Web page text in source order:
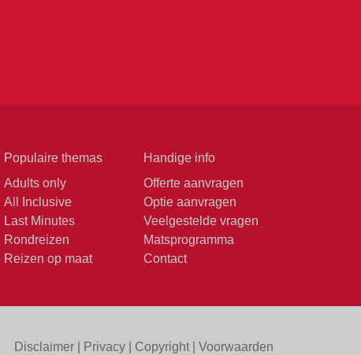
Populaire themas
Adults only
All Inclusive
Last Minutes
Rondreizen
Reizen op maat
Handige info
Offerte aanvragen
Optie aanvragen
Veelgestelde vragen
Matsprogramma
Contact
Disclaimer| Privacy| Copyright| Voorwaarden